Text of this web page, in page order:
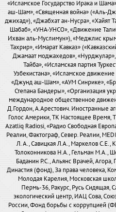
«Исламское Государство Ирака и
аш-Шам», «Священная война» («Аль-
джихад»), «Джабхат ан-Нусра»,
Шабаб», «УНА-УНСО», «Движение
Ихван аль-Муслимун»), «Меджлис
Тахрир», «Имарат Кавказ»
Джамаат моджахедов»,
Тайба», «Исламская партия
Узбекистана», «Исламское
«Джунд аш-Шам», «АУМ Синрике»,
Степана Бандеры», «Организация
международное общественное
Д.Гордон, А.Арестович. Иностранные
Голос Америки, ТК Настоящее Время,
Azatliq Radiosi, «Радио Свободная
Реалии, Фактограф, Север. Реалии,
Л. А., Савицкая Л.А., Маркелов С.Е.,
Толоконникова Н.А., Гельман М.А.,
Баданин Р.С., Альянс Врачей, Агора,
Династия (фонд), За права человека,
Молодая Карелия, Московская
Пермь-36, Ракурс, Русь Сидящая,
экологический центр, ИАЦ Сова,
России, Фонд борьбы с коррупцией